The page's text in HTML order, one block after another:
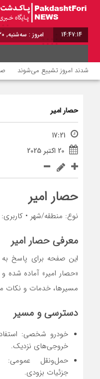
14:47:14 امروز : سه‌شنبه, ۳۰ تیر , ۱۴۰۵
حصار امیر
17:21
20 اکتبر 2025
حصار امیر
نوع: منطقه/شهر •
معرفی حصار امیر
این صفحه برای پاسخ به
«حصار امیر» آماده شده
مسیرها، خدمات و
دسترسی و مسیر
خودرو شخصی:
خروجی‌های نزدیک.
حمل‌ونقل عمومی:
جزئیات بزودی.